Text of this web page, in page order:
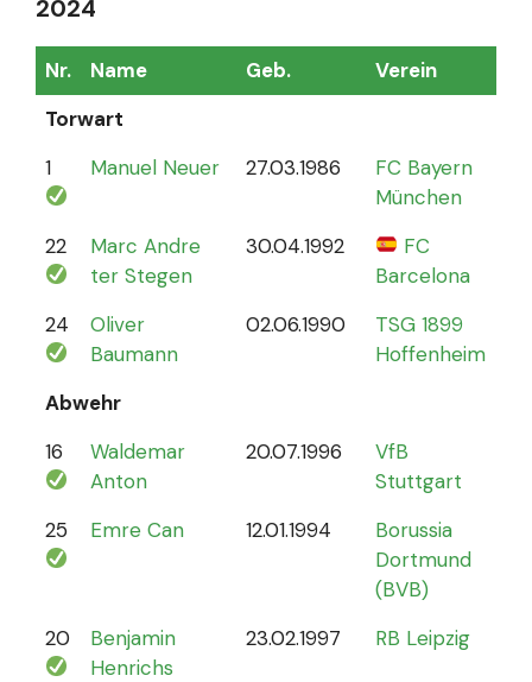
2024
Nr. Name Geb. Verein
Torwart
1
Manuel Neuer 27.03.1986
FC Bayern
München
22
Marc Andre
ter Stegen
30.04.1992
FC
Barcelona
24
Oliver
Baumann
02.06.1990
TSG 1899
Hoffenheim
Abwehr
16
Waldemar
Anton
20.07.1996
VfB
Stuttgart
25 Emre Can 12.01.1994
Borussia
Dortmund
(BVB)
20
Benjamin
Henrichs
23.02.1997 RB Leipzig